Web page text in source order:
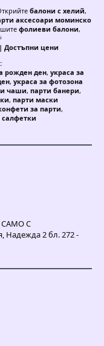
балони с хелий,
аксесоари моминско
фолиеви балони,
Достъпни цени
рожден ден, украса за
, украса за фотозона
чаши, парти банери,
, парти маски
за парти,
салфетки
С
2 бл. 272 -